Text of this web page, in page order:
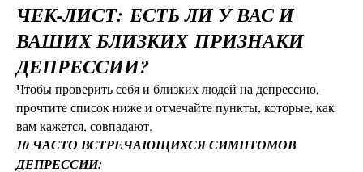
ЧЕК-ЛИСТ: ЕСТЬ ЛИ У ВАС И
ВАШИХ БЛИЗКИХ ПРИЗНАКИ
ДЕПРЕССИИ?
Чтобы проверить себя и близких людей на депрессию,
прочтите список ниже и отмечайте пункты, которые, как
вам кажется, совпадают.
10 ЧАСТО ВСТРЕЧАЮЩИХСЯ СИМПТОМОВ
ДЕПРЕССИИ: